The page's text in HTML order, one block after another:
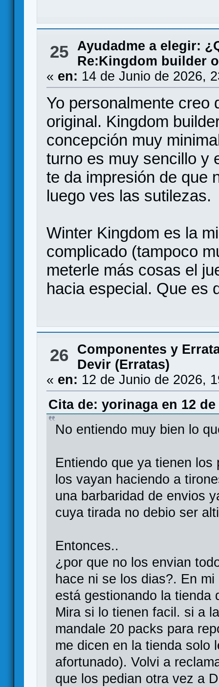
25 Ayudadme a elegir:
Re:Kingdom builder
« en: 14 de Junio de 2026,
Yo personalmente creo
original. Kingdom
concepción muy
turno es muy sencillo y
te da impresión de que
luego ves las sutilezas.
Winter Kingdom es la
complicado (tampoco
meterle más cosas el
hacia especial. Que es
26
Componentes y
Devir (Erratas)
« en: 12 de Junio de 2026,
Cita de: yorinaga en 12
No entiendo muy bien lo
Entiendo que ya tienen
los vayan haciendo a
una barbaridad de envios
cuya tirada no debio ser
Entonces..
¿por que no los envian
hace ni se los dias?. En
está gestionando la tienda
Mira si lo tienen facil. si a
mandale 20 packs para
me dicen en la tienda solo
afortunado). Volvi a
que los pedian otra vez a